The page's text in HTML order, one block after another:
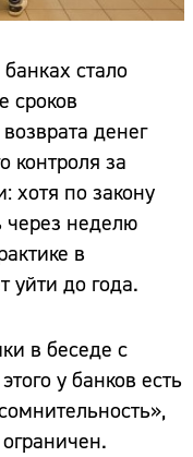
стало
сроков
денег
контроля за
хотя по закону
через неделю
в
уйти до года.
в беседе с
у банков есть